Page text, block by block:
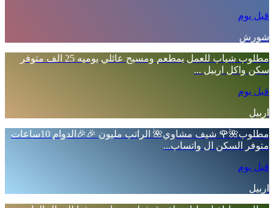
قبل يوم
شورش
مطلوب شباب للعمل بمطعم ومسبح عائلي يوميه 25 الف متوفر
سكن واكل اربيل ...
قبل يوم
اربيل
مطلوب🌺🌹 شيف مشاوي🌺 الراتب مليون 🎉🎉الدوام 10ساعات
متوفر السكن ال واتساب...
قبل يوم
اربيل